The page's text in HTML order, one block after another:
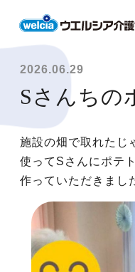
2026.06.29
Sさんちの
施設の畑で取れたじ
使ってSさんにポテ
作っていただきまし